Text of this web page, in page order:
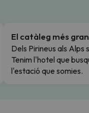
El catàleg més gran
Dels Pirineus als Alps
Tenim l'hotel que
l'estació que somies.